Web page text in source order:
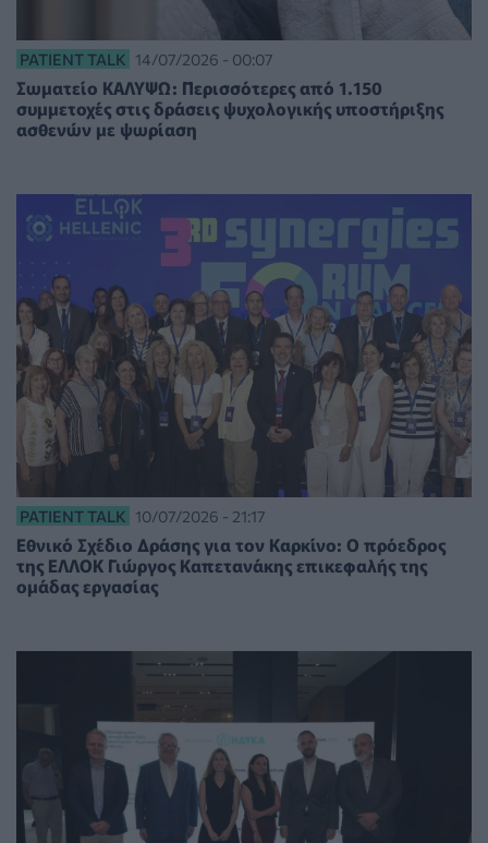
PATIENT TALK 14/07/2026 - 00:07
Σωματείο ΚΑΛΥΨΩ: Περισσότερες από 1.150
συμμετοχές στις δράσεις ψυχολογικής υποστήριξης
ασθενών με ψωρίαση
PATIENT TALK 10/07/2026 - 21:17
Εθνικό Σχέδιο Δράσης για τον Καρκίνο: Ο πρόεδρος
της ΕΛΛΟΚ Γιώργος Καπετανάκης επικεφαλής της
ομάδας εργασίας